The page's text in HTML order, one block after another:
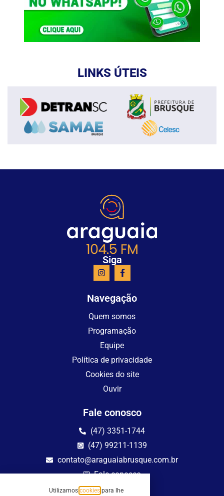
LINKS ÚTEIS
Siga
Navegação
Quem somos
Programação
Equipe
Política de privacidade
Cookies do site
Ouvir
Fale conosco
(47) 3351-1744
(47) 99211-1139
contato@araguaiabrusque.com.br
Fale conosco
Utilizamos cookies para lhe